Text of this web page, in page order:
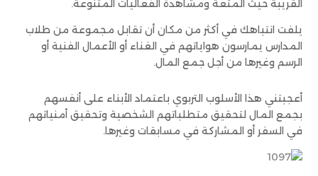
القريبة حيث المتعة ومشاهدة الفعاليات المتنوعة.
يلفت انتباهك في أكثر من مكان أن تقابل مجموعة من طلاب
المدارس يمارسون هواياتهم في الغناء أو الأعمال الفنية أو
الرسم وغيرها من أجل جمع المال.
أعجبتني هذا الأسلوب التربوي باعتماد الأبناء على أنفسهم
بجمع المال لتحقيق متطلباتهم الشخصية وتحقيق أمنياتهم
في السفر أو المشاركة في مسابقات وغيرها.